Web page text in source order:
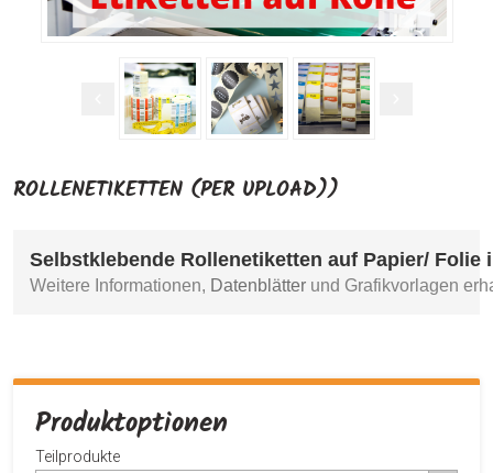
ROLLENETIKETTEN (PER UPLOAD))
Selbstklebende Rollenetiketten auf Papier/
Weitere Informationen, Datenblätter und Grafikvorlagen
Produktoptionen
Teilprodukte